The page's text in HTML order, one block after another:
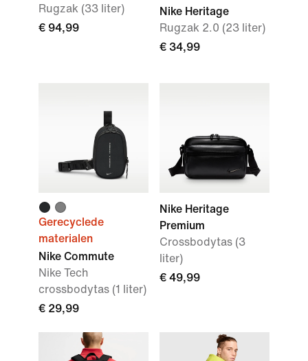
Rugzak (33 liter)
€ 94,99
Nike Heritage
Rugzak 2.0 (23 liter)
€ 34,99
Gerecyclede
materialen
Nike Commute
Nike Tech
crossbodytas (1 liter)
€ 29,99
Nike Heritage
Premium
Crossbodytas (3
liter)
€ 49,99